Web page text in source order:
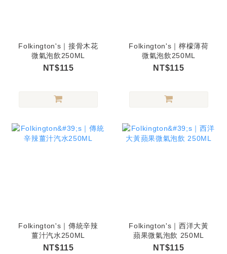
Folkington's｜接骨木花
微氣泡飲250ML
NT$115
Folkington's｜檸檬薄荷
微氣泡飲250ML
NT$115
Folkington's｜傳統辛辣
薑汁汽水250ML
NT$115
Folkington's｜西洋大黃
蘋果微氣泡飲 250ML
NT$115